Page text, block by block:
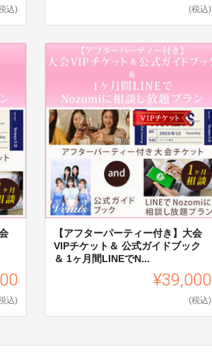
込) (税込)
込)
【アフターパーティー付き】大会
VIPチケット＆ 公式ガイドブック
＆ 1ヶ月間LINEでN...
¥39,000
(税込)